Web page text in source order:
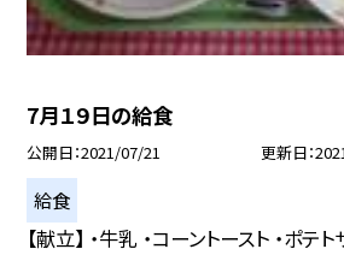
7月１９日の給食
公開日 2021/07/21 更新日
給食
【献立】 ・牛乳 ・コーントースト ・ポテ